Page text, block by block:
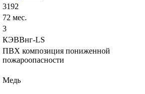
3192
72 мес.
3
КЭВВнг-LS
ПВХ композиция пониженной
пожароопасности
Медь